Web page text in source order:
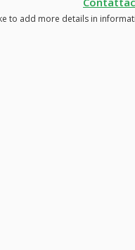
add more details in